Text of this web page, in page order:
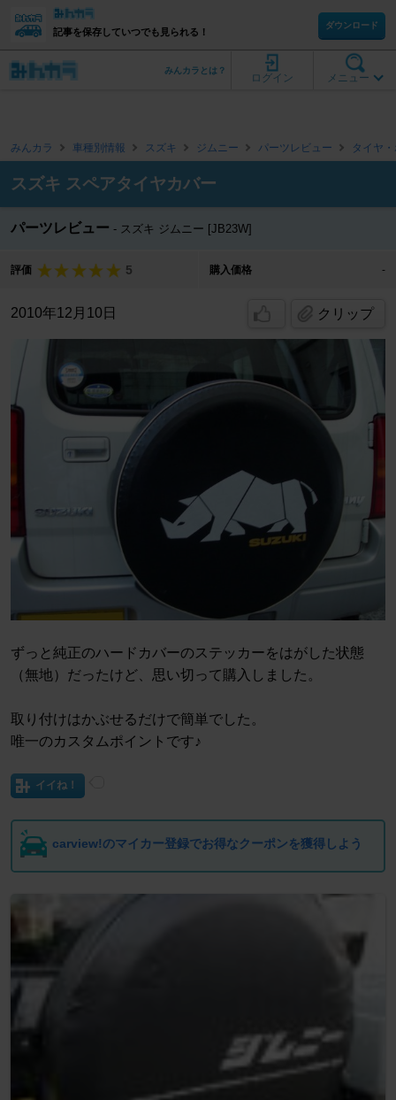
記事を保存していつでも見られる！
ダウンロード
メニュー
ログイン
みんカラとは？
みんカラ 車種別情報 スズキ ジムニー パーツレビュー タイヤ
スズキ スペアタイヤカバー
パーツレビュー スズキ ジムニー [JB23W]
評価 5 購入価格 -
2010年12月10日 クリップ
ずっと純正のハードカバーのステッカーをはがした状態
（無地）だったけど、思い切って購入しました。
取り付けはかぶせるだけで簡単でした。
唯一のカスタムポイントです♪
イイね！
carview!のマイカー登録でお得なクーポンを獲得しよう